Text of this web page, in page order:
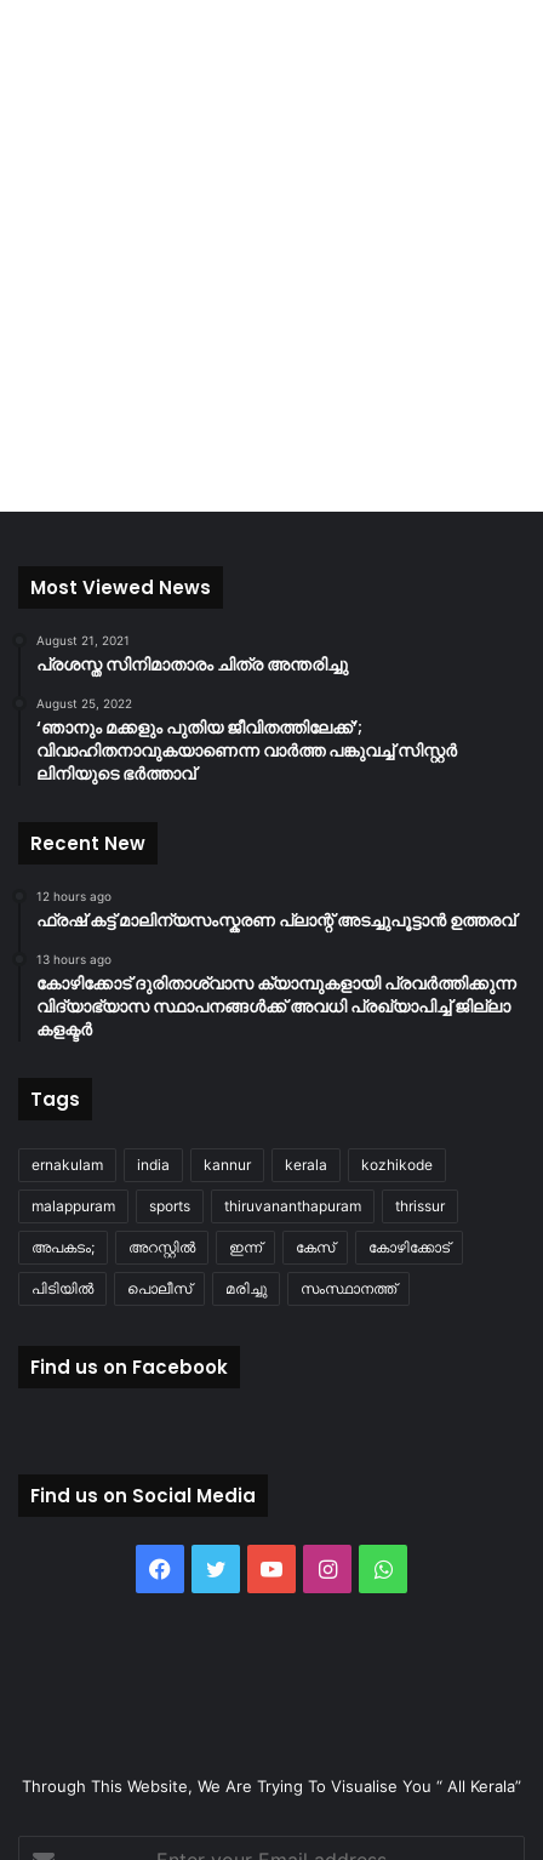
Most Viewed News
August 21, 2021
പ്രശസ്ത സിനിമാതാരം ചിത്ര അന്തരിച്ചു
August 25, 2022
‘ഞാനും മക്കളും പുതിയ ജീവിതത്തിലേക്ക്’;
വിവാഹിതനാവുകയാണെന്ന വാർത്ത പങ്കുവച്ച് സിസ്റ്റർ
ലിനിയുടെ ഭർത്താവ്
Recent New
12 hours ago
ഫ്രഷ് കട്ട് മാലിന്യസംസ്കരണ പ്ലാന്റ് അടച്ചുപൂട്ടാൻ ഉത്തരവ്
13 hours ago
കോഴിക്കോട് ദുരിതാശ്വാസ ക്യാമ്പുകളായി പ്രവര്‍ത്തിക്കുന്ന
വിദ്യാഭ്യാസ സ്ഥാപനങ്ങള്‍ക്ക് അവധി പ്രഖ്യാപിച്ച് ജില്ലാ
കളക്ടർ
Tags
ernakulam india kannur kerala kozhikode
malappuram sports thiruvananthapuram thrissur
അപകടം; അറസ്റ്റിൽ ഇന്ന് കേസ് കോഴിക്കോട്
പിടിയിൽ പൊലീസ് മരിച്ചു സംസ്ഥാനത്ത്
Find us on Facebook
Find us on Social Media
Facebook
TwitterYouTubeInstagramWhatsApp
Through This Website, We Are Trying To Visualise You “ All Kerala”